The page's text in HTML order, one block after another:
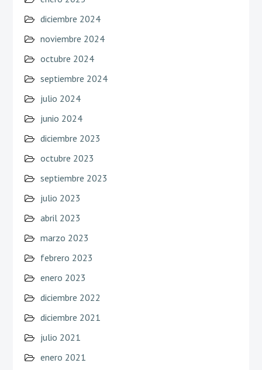
diciembre 2024
noviembre 2024
octubre 2024
septiembre 2024
julio 2024
junio 2024
diciembre 2023
octubre 2023
septiembre 2023
julio 2023
abril 2023
marzo 2023
febrero 2023
enero 2023
diciembre 2022
diciembre 2021
julio 2021
enero 2021